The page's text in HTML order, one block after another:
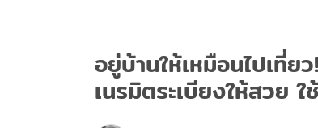
อยู่บ้านให้เหมือนไปเที่
เนรมิตระเบียงให้สวย